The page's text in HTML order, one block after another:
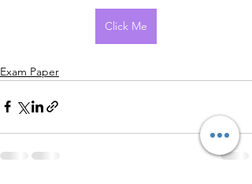
Click Me
Exam Paper